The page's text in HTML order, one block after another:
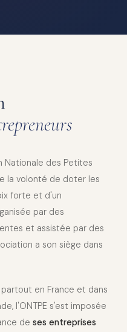
Nationale des Petites
la volonté de doter les
forte et d'un
par des
et assistée par des
a son siège dans
en France et dans
l'ONTPE s'est imposée
de ses entreprises